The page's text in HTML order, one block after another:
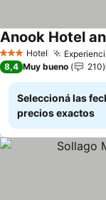
3 Estrellas
Hotel
Anook Hotel
8,4 Muy bueno 210
Seleccioná las
precios exactos